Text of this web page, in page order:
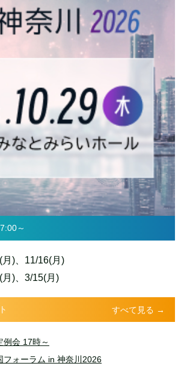
～
)、11/16(月)
)、3/15(月)
すべて見る →
会 17時～
フォーラム in 神奈川2026